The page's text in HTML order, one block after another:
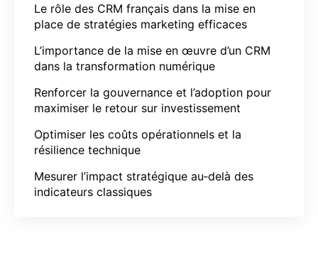
Le rôle des CRM français dans la mise en
place de stratégies marketing efficaces
L’importance de la mise en œuvre d’un CRM
dans la transformation numérique
Renforcer la gouvernance et l’adoption pour
maximiser le retour sur investissement
Optimiser les coûts opérationnels et la
résilience technique
Mesurer l’impact stratégique au‑delà des
indicateurs classiques